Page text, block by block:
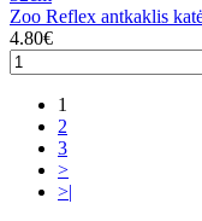
Zoo Reflex antkaklis
4.80€
1
2
3
>
>|